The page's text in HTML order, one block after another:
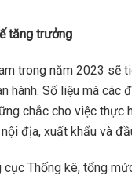
tăng trưởng
trong năm 2023 sẽ
hành. Số liệu mà các
chắc cho việc
địa, xuất khẩu và
Thống kê, tổng